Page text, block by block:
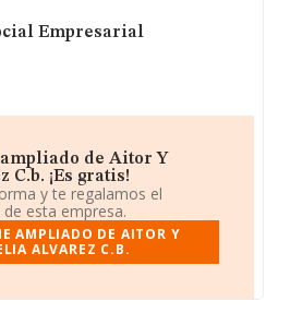
Empresarial
de Aitor Y
¡Es gratis!
y te regalamos el
esta empresa.
AMPLIADO DE AITOR Y
ALVAREZ C.B.